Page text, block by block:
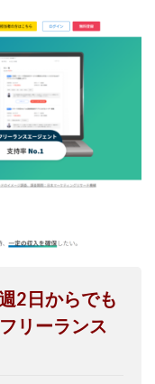
2日からでも
リーランス